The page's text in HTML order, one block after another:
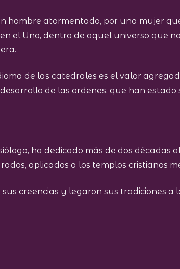
hombre atormentado, por una mujer
el Uno, dentro de aquel universo que
de las catedrales es el valor
de las ordenes, que han estado
ha dedicado más de dos décadas
aplicados a los templos cristianos
creencias y legaron sus tradiciones a